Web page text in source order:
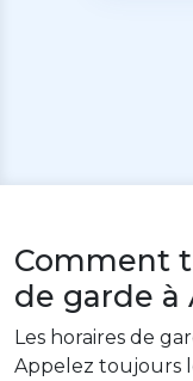
Comment
de garde à
Les horaires de
Appelez toujours